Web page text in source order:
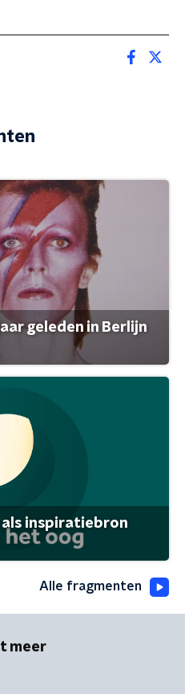
geleden in Berlijn
als inspiratiebron
Alle fragmenten
meer